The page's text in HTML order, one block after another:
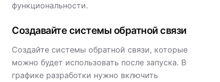
функциональности.
Создавайте системы обратной связи
Создайте системы обратной связи, которые
можно будет использовать после запуска. В
графике разработки нужно включить